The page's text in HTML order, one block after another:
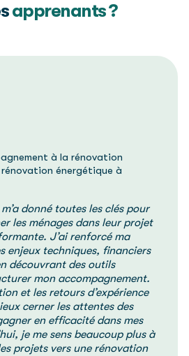
apprenants ?
à la rénovation
énergétique à
donné toutes les clés pour
les ménages dans leur projet
J’ai renforcé ma
enjeux techniques, financiers
découvrant des outils
mon accompagnement.
et les retours d’expérience
cerner les attentes des
en efficacité dans mes
je me sens beaucoup plus à
projets vers une rénovation